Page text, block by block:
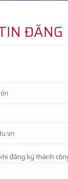
ĐĂNG
đăng ký thành